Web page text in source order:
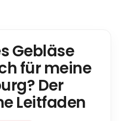
Gebläse
für meine
Der
Leitfaden